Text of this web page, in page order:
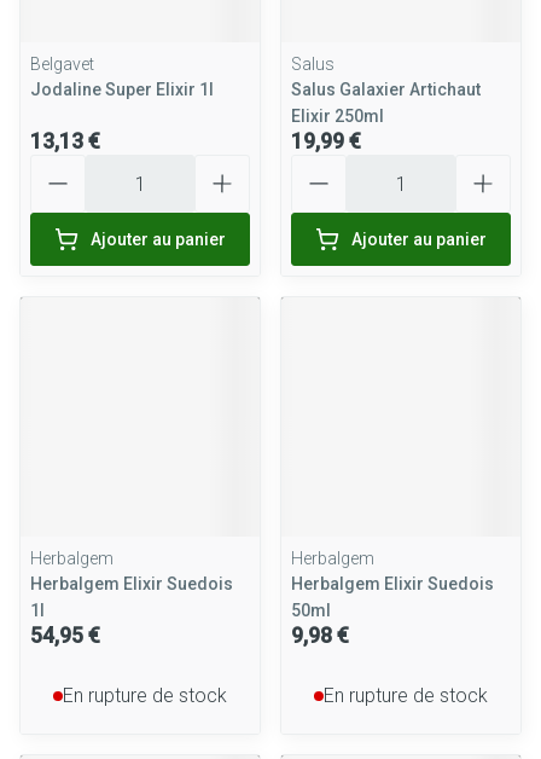
Belgavet
Jodaline Super Elixir 1l
13,13 €
Ajouter au panier
Salus
Salus Galaxier Artichaut
Elixir 250ml
19,99 €
Ajouter au panier
Herbalgem
Herbalgem Elixir Suedois
1l
54,95 €
En rupture de stock
Herbalgem
Herbalgem Elixir Suedois
50ml
9,98 €
En rupture de stock